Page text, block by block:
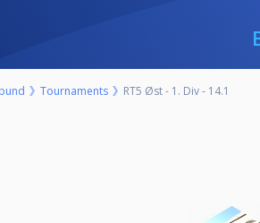
Tournaments RT5 Øst - 1. Div - 14.1